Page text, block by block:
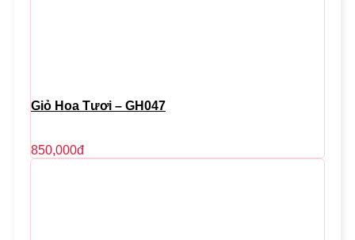
Giỏ Hoa Tươi – GH047
850,000đ